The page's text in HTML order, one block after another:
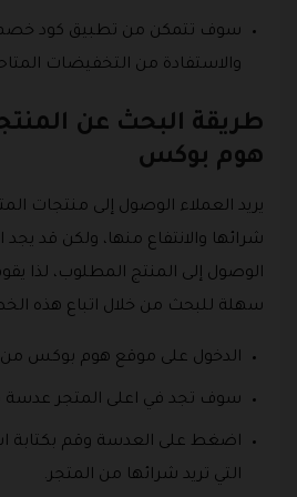
والاستفادة من التخفيضات
طريقة البحث عن
هوم بوكس
يريد العملاء الوصول إلى منتجات
شرائها والانتفاع منها، ولكن قد
الوصول إلى المنتج المطلوب، لذا
سهلة للبحث من خلال اتباع هذه
الدخول على موقع هوم بوكس من
سوف تجد في اعلى المتجر
اضغط على العدسة وقم بكتابة
التي تريد شرائها من المتجر.